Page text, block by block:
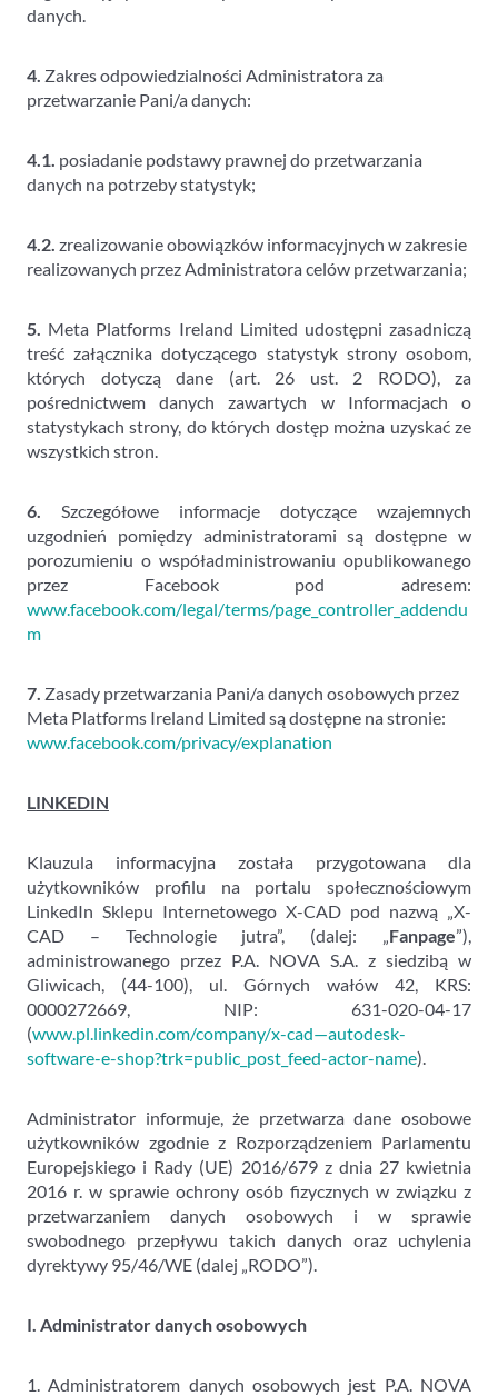
danych.
4. Zakres odpowiedzialności Administratora za
przetwarzanie Pani/a danych:
4.1. posiadanie podstawy prawnej do przetwarzania
danych na potrzeby statystyk;
4.2. zrealizowanie obowiązków informacyjnych w zakresie
realizowanych przez Administratora celów przetwarzania;
5. Meta Platforms Ireland Limited udostępni zasadniczą
treść załącznika dotyczącego statystyk strony osobom,
których dotyczą dane (art. 26 ust. 2 RODO), za
pośrednictwem danych zawartych w Informacjach o
statystykach strony, do których dostęp można uzyskać ze
wszystkich stron.
6. Szczegółowe informacje dotyczące wzajemnych
uzgodnień pomiędzy administratorami są dostępne w
porozumieniu o współadministrowaniu opublikowanego
przez Facebook pod adresem:
www.facebook.com/legal/terms/page_controller_addendu
m
7. Zasady przetwarzania Pani/a danych osobowych przez
Meta Platforms Ireland Limited są dostępne na stronie:
www.facebook.com/privacy/explanation
LINKEDIN
Klauzula informacyjna została przygotowana dla
użytkowników profilu na portalu społecznościowym
LinkedIn Sklepu Internetowego X-CAD pod nazwą „X-
CAD – Technologie jutra”, (dalej: „Fanpage”),
administrowanego przez P.A. NOVA S.A. z siedzibą w
Gliwicach, (44-100), ul. Górnych wałów 42, KRS:
0000272669, NIP: 631-020-04-17
(www.pl.linkedin.com/company/x-cad—autodesk-
software-e-shop?trk=public_post_feed-actor-name).
Administrator informuje, że przetwarza dane osobowe
użytkowników zgodnie z Rozporządzeniem Parlamentu
Europejskiego i Rady (UE) 2016/679 z dnia 27 kwietnia
2016 r. w sprawie ochrony osób fizycznych w związku z
przetwarzaniem danych osobowych i w sprawie
swobodnego przepływu takich danych oraz uchylenia
dyrektywy 95/46/WE (dalej „RODO”).
I. Administrator danych osobowych
1. Administratorem danych osobowych jest P.A. NOVA